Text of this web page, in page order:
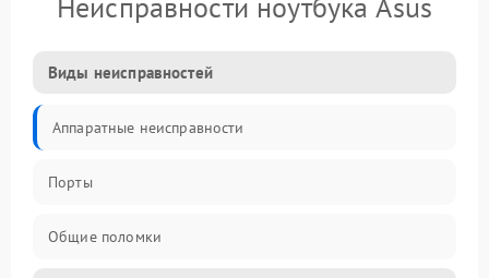
Виды неисправностей
Аппаратные неисправности
Порты
Общие поломки